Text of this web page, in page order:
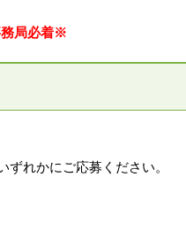
局必着※
れかにご応募ください。